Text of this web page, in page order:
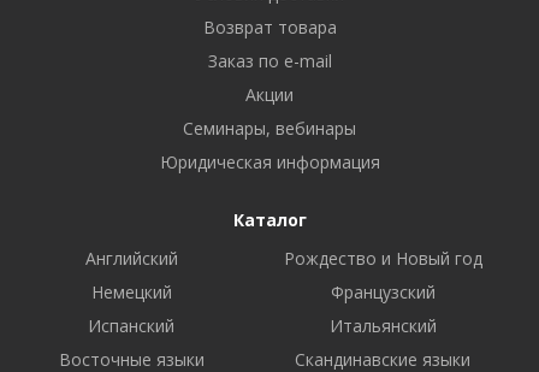
Возврат товара
Заказ по e-mail
Акции
Семинары, вебинары
Юридическая информация
Каталог
Английский
Рождество и Новый год
Немецкий
Французский
Испанский
Итальянский
Восточные языки
Скандинавские языки